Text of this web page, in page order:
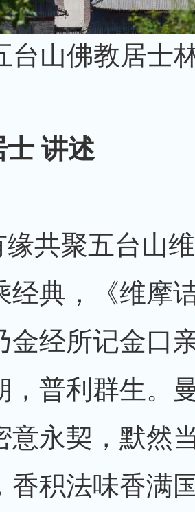
台山佛教居士
讲述
缘共聚五台山
经典，《维摩
金经所记金口
，普利群生。
意永契，默然
香积法味香满